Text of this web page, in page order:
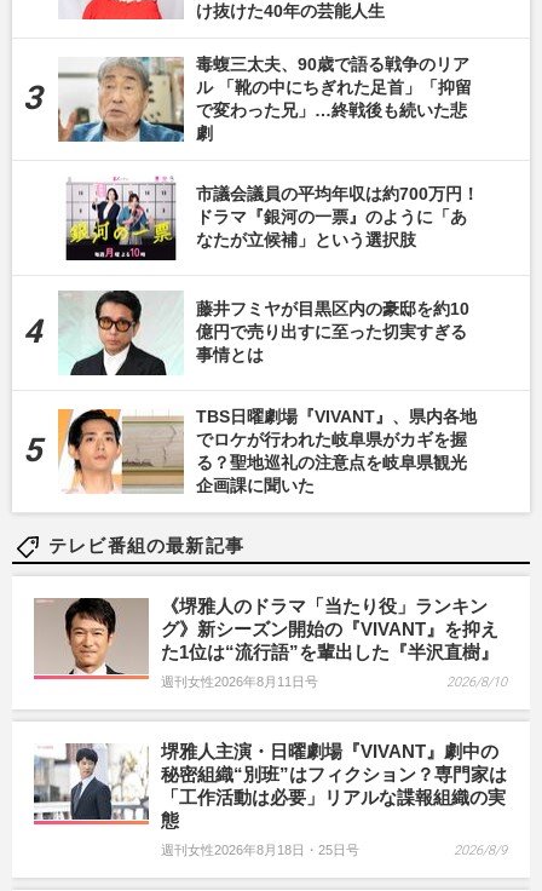
け抜けた40年の芸能人生
毒蝮三太夫、90歳で語る戦争のリア
ル 「靴の中にちぎれた足首」「抑留
で変わった兄」…終戦後も続いた悲
劇
市議会議員の平均年収は約700万円！
ドラマ『銀河の一票』のように「あ
なたが立候補」という選択肢
藤井フミヤが目黒区内の豪邸を約10
億円で売り出すに至った切実すぎる
事情とは
TBS日曜劇場『VIVANT』、県内各地
でロケが行われた岐阜県がカギを握
る？聖地巡礼の注意点を岐阜県観光
企画課に聞いた
テレビ番組の最新記事
《堺雅人のドラマ「当たり役」ランキン
グ》新シーズン開始の『VIVANT』を抑え
た1位は“流行語”を輩出した『半沢直樹』
週刊女性2026年8月11日号 2026/8/10
堺雅人主演・日曜劇場『VIVANT』劇中の
秘密組織“別班”はフィクション？専門家は
「工作活動は必要」リアルな諜報組織の実
態
週刊女性2026年8月18日・25日号 2026/8/9